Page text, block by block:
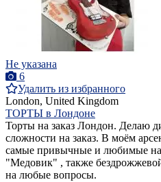
Не указана
6
Удалить из избранного
London, United Kingdom
ТОРТЫ в Лондоне
Торты на заказ Лондон. Делаю
сложности на заказ. В моём
самые привычные и любимые
"Медовик" , также
на любые вопросы.